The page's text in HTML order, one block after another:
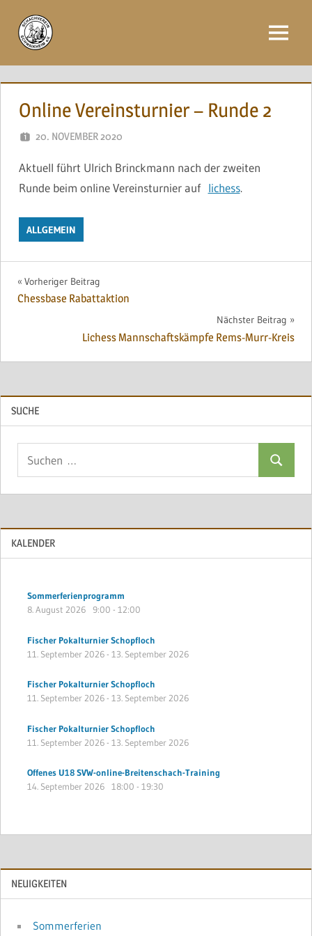
Inhalt
springen
Menü
Online Vereinsturnier – Runde 2
20. NOVEMBER 2020
Aktuell führt Ulrich Brinckmann nach der zweiten
Runde beim online Vereinsturnier auf lichess.
ALLGEMEIN
Beitragsnavigation
Vorheriger Beitrag
Chessbase Rabattaktion
Nächster Beitrag
Lichess Mannschaftskämpfe Rems-Murr-Kreis
SUCHE
Suchen
KALENDER
Sommerferienprogramm
8. August 2026 9:00 - 12:00
Fischer Pokalturnier Schopfloch
11. September 2026- 13. September 2026
Fischer Pokalturnier Schopfloch
11. September 2026- 13. September 2026
Fischer Pokalturnier Schopfloch
11. September 2026- 13. September 2026
Offenes U18 SVW-online-Breitenschach-Training
14. September 2026 18:00 - 19:30
NEUIGKEITEN
Sommerferien